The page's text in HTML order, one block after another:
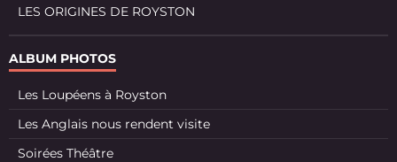
LES ORIGINES DE ROYSTON
ALBUM PHOTOS
Les Loupéens à Royston
Les Anglais nous rendent visite
Soirées Théâtre